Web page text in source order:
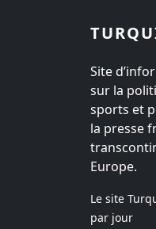
Site
sur la
sports et
la presse
Europe.
Le site
par jour